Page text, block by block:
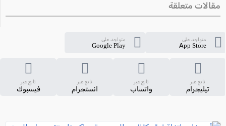
مقالات متعلقة
متواجد على
App Store
متواجد على
Google Play
تابع عبر
تيليجرام
تابع عبر
واتساب
تابع عبر
انستجرام
تابع عبر
فيسبوك